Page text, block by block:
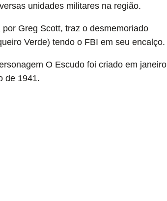
unidades militares na região.
Greg Scott, traz o desmemoriado
Verde) tendo o FBI em seu encalço.
O Escudo foi criado em janeiro
de 1941.